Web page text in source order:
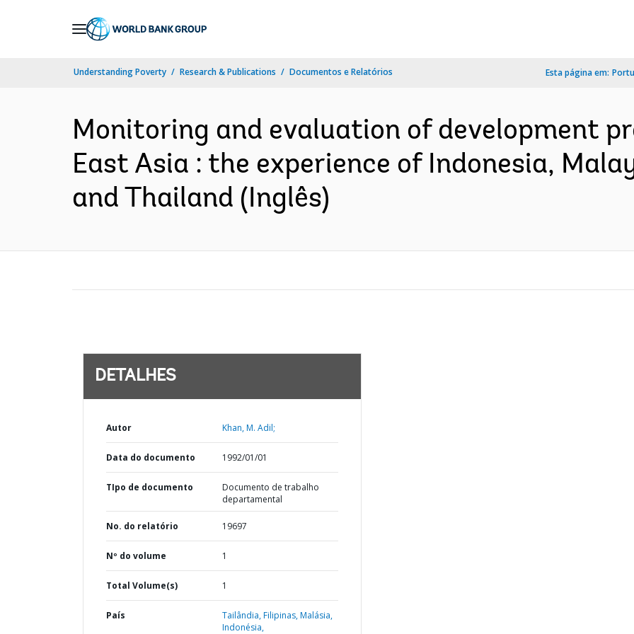
Understanding Poverty Research & Publications Documentos e Relatórios Esta página em:
Monitoring and evaluation of development
East Asia : the experience of Indonesia,
and Thailand (Inglês)
DETALHES
Autor Khan, M. Adil;
Data do documento 1992/01/01
TIpo de documento
Documento de trabalho
departamental
No. do relatório 19697
Nº do volume 1
Total Volume(s) 1
País Tailândia,Filipinas,Malásia,
Indonésia,